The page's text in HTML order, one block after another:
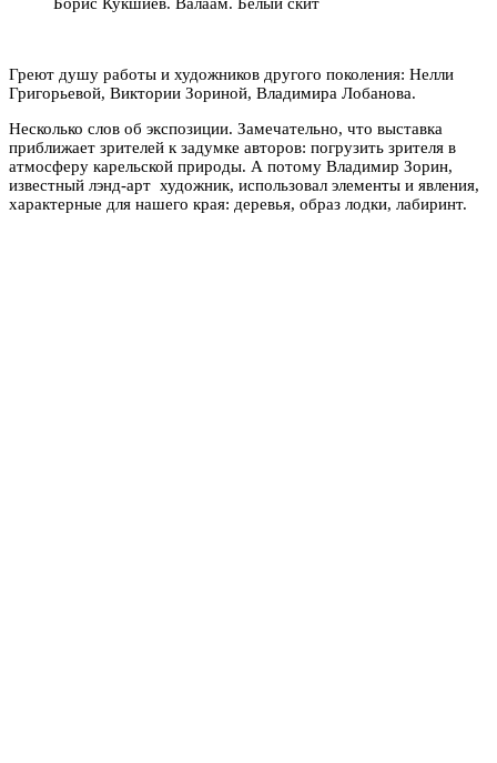
Греют душу работы и художников другого поколения: Нелли
Григорьевой, Виктории Зориной, Владимира Лобанова.
Несколько слов об экспозиции. Замечательно, что выставка
приближает зрителей к задумке авторов: погрузить зрителя в
атмосферу карельской природы. А потому Владимир Зорин,
известный лэнд-арт художник, использовал элементы и явления,
характерные для нашего края: деревья, образ лодки, лабиринт.